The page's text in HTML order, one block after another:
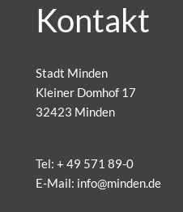
Kontakt
Stadt Minden
Kleiner Domhof 17
32423 Minden
Tel: + 49 571 89-0
E-Mail: info@minden.de